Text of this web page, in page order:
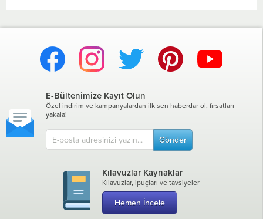
E-Bültenimize Kayıt Olun
Özel indirim ve kampanyalardan ilk sen haberdar ol, fırsatları
yakala!
Gönder
Kılavuzlar Kaynaklar
Kılavuzlar, ipuçları ve tavsiyeler
Hemen İncele